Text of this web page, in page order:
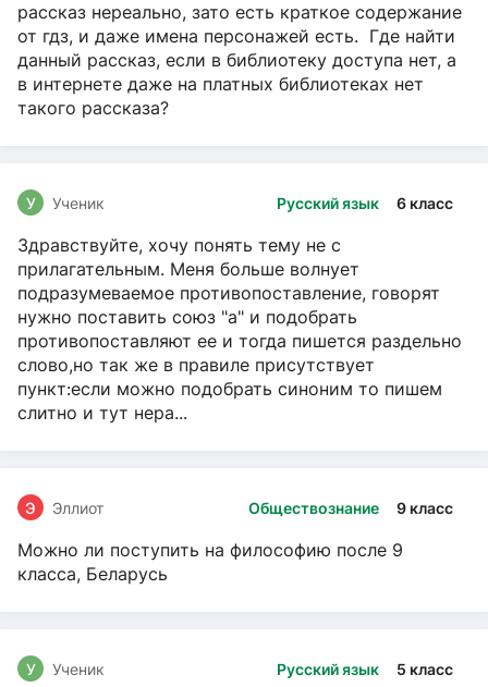
рассказ нереально, зато есть краткое содержание
от гдз, и даже имена персонажей есть. Где найти
данный рассказ, если в библиотеку доступа нет, а
в интернете даже на платных библиотеках нет
такого рассказа?
Русский язык 6 класс
У Ученик
Здравствуйте, хочу понять тему не с
прилагательным. Меня больше волнует
подразумеваемое противопоставление, говорят
нужно поставить союз "а" и подобрать
противопоставляют ее и тогда пишется раздельно
слово,но так же в правиле присутствует
пункт:если можно подобрать синоним то пишем
слитно и тут нера...
Обществознание 9 класс
Э Эллиот
Можно ли поступить на философию после 9
класса, Беларусь
Русский язык 5 класс
У Ученик